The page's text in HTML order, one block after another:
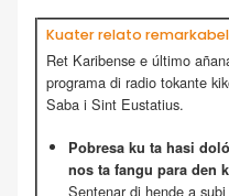
Kuater relato
Ret Karibense e último
programa di radio tokante
Saba i Sint Eustatius.
Pobresa ku ta hasi
nos ta fangu para den
Sentenar di hende a